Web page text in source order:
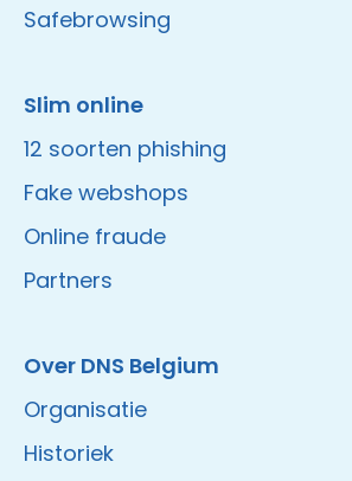
Safebrowsing
Slim online
12 soorten phishing
Fake webshops
Online fraude
Partners
Over DNS Belgium
Organisatie
Historiek